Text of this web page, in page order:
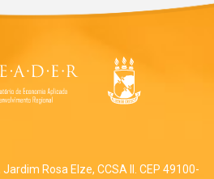
Rosa Elze, CCSA II. CEP 49100-